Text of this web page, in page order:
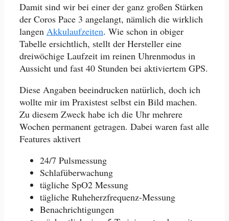
Damit sind wir bei einer der ganz großen Stärken
der Coros Pace 3 angelangt, nämlich die wirklich
langen Akkulaufzeiten. Wie schon in obiger
Tabelle ersichtlich, stellt der Hersteller eine
dreiwöchige Laufzeit im reinen Uhrenmodus in
Aussicht und fast 40 Stunden bei aktiviertem GPS.
Diese Angaben beeindrucken natürlich, doch ich
wollte mir im Praxistest selbst ein Bild machen.
Zu diesem Zweck habe ich die Uhr mehrere
Wochen permanent getragen. Dabei waren fast alle
Features aktivert
24/7 Pulsmessung
Schlafüberwachung
tägliche SpO2 Messung
tägliche Ruheherzfrequenz-Messung
Benachrichtigungen